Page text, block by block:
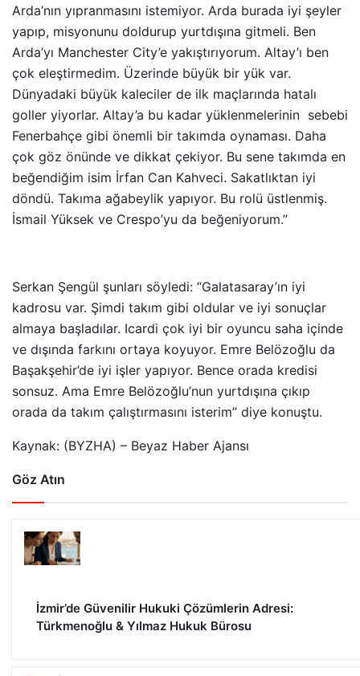
Arda’nın yıpranmasını istemiyor. Arda burada iyi şeyler
yapıp, misyonunu doldurup yurtdışına gitmeli. Ben
Arda’yı Manchester City’e yakıştırıyorum. Altay’ı ben
çok eleştirmedim. Üzerinde büyük bir yük var.
Dünyadaki büyük kaleciler de ilk maçlarında hatalı
goller yiyorlar. Altay’a bu kadar yüklenmelerinin sebebi
Fenerbahçe gibi önemli bir takımda oynaması. Daha
çok göz önünde ve dikkat çekiyor. Bu sene takımda en
beğendiğim isim İrfan Can Kahveci. Sakatlıktan iyi
döndü. Takıma ağabeylik yapıyor. Bu rolü üstlenmiş.
İsmail Yüksek ve Crespo’yu da beğeniyorum.”
Serkan Şengül şunları söyledi: “Galatasaray’ın iyi
kadrosu var. Şimdi takım gibi oldular ve iyi sonuçlar
almaya başladılar. Icardi çok iyi bir oyuncu saha içinde
ve dışında farkını ortaya koyuyor. Emre Belözoğlu da
Başakşehir’de iyi işler yapıyor. Bence orada kredisi
sonsuz. Ama Emre Belözoğlu’nun yurtdışına çıkıp
orada da takım çalıştırmasını isterim” diye konuştu.
Kaynak: (BYZHA) – Beyaz Haber Ajansı
Göz Atın
İzmir’de Güvenilir Hukuki Çözümlerin Adresi:
Türkmenoğlu & Yılmaz Hukuk Bürosu